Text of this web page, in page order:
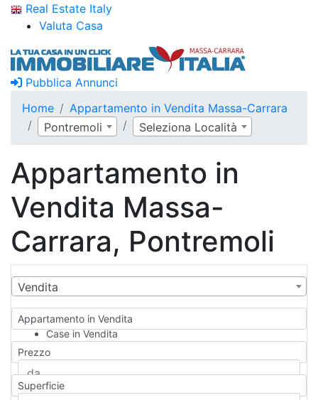
Real Estate Italy
Valuta Casa
Pubblica Annunci
Home
Appartamento in Vendita Massa-Carrara
Pontremoli
Seleziona Località
Appartamento in
Vendita Massa-
Carrara, Pontremoli
Vendita
Appartamento in Vendita
Case in Vendita
Qualsiasi
Appartamento
Casa indipendente
Casa Semi-indipendente
Prezzo
Superficie